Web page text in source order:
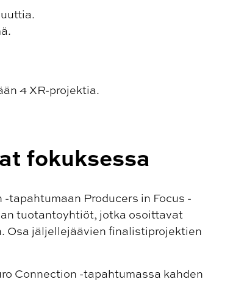
4 XR-projektia.
fokuksessa
tapahtumaan Producers in Focus -
tuotantoyhtiöt, jotka osoittavat
jäljellejäävien finalistiprojektien
Connection -tapahtumassa kahden